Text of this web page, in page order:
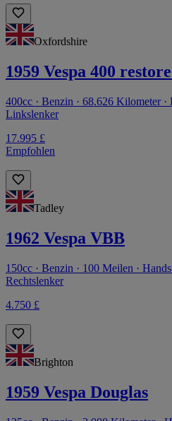
Oxfordshire
1959 Vespa 400
400cc · Benzin · 68.626 Kilometer ·
Linkslenker
17.995 £
Empfohlen
Tadley
1962 Vespa VBB
150cc · Benzin · 100 Meilen ·
Rechtslenker
4.750 £
Brighton
1959 Vespa Douglas